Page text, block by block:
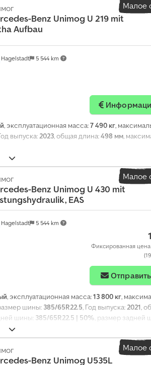
Малое
5 544 km
Benz Unimog U 219 mit
Aufbau
, эксплуатационная масса:7 490 кг,
выпуска:2023, общая длина:498 мм,
Малое
5 544 km
Benz Unimog U 430 mit
EAS
Фиксированная
, эксплуатационная масса:13 800 кг,
шины: 385/65R22.5 , Год выпуска: 2021 ,
шины: 385/65R22.5 | 50% , размер задней
, Оборудование:
Малое
Benz Unimog U535L